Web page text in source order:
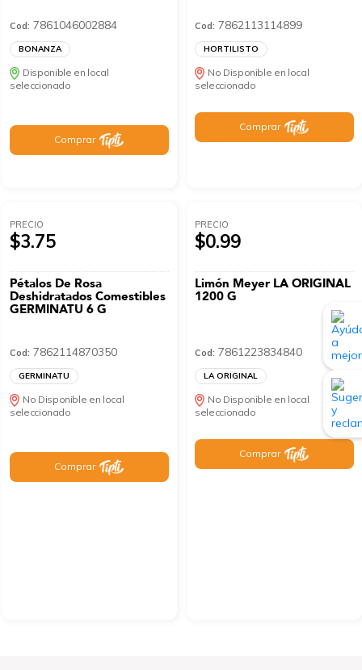
Cod: 7861046002884
BONANZA
Disponible en local
seleccionado
Comprar
Cod: 7862113114899
HORTILISTO
No Disponible en local
seleccionado
Comprar
PRECIO
$3.75
Pétalos De Rosa
Deshidratados Comestibles
GERMINATU 6 G
Cod: 7862114870350
GERMINATU
No Disponible en local
seleccionado
Comprar
PRECIO
$0.99
Limón Meyer LA ORIGINAL
1200 G
Cod: 7861223834840
LA ORIGINAL
No Disponible en local
seleccionado
Comprar